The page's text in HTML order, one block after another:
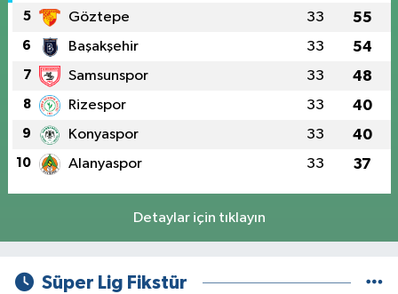
5 Göztepe 33 55
6 Başakşehir 33 54
7 Samsunspor 33 48
8 Rizespor 33 40
9 Konyaspor 33 40
10 Alanyaspor 33 37
Detaylar için tıklayın
Süper Lig Fikstür